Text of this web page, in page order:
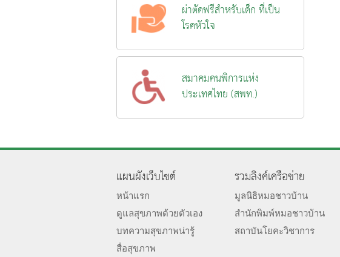
ผ่าตัดฟรีสำหรับเด็ก ที่เป็น
โรคหัวใจ
สมาคมคนพิการแห่ง
ประเทศไทย (สพท.)
แผนผังเว็บไซต์
หน้าแรก
ดูแลสุขภาพด้วยตัวเอง
บทความสุขภาพน่ารู้
สื่อสุขภาพ
รวมลิงค์เครือข่าย
มูลนิธิหมอชาวบ้าน
สำนักพิมพ์หมอชาวบ้าน
สถาบันโยคะวิชาการ